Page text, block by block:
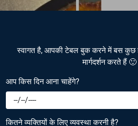
स्वागत है, आपकी टेबल बुक करने में बस कुछ
मार्गदर्शन करते हैं 🙂
आप किस दिन आना चाहेंगे?
कितने व्यक्तियों के लिए व्यवस्था करनी है?